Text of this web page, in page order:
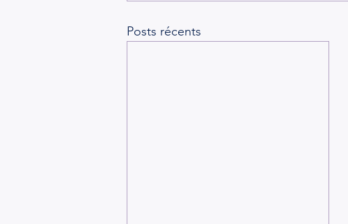
Posts récents